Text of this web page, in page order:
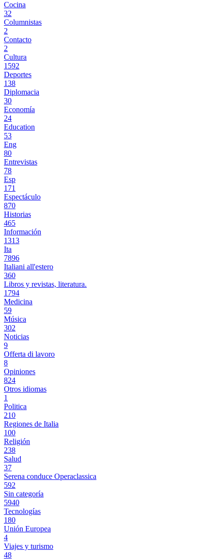
Cocina
32
Columnistas
2
Contacto
2
Cultura
1592
Deportes
138
Diplomacia
30
Economía
24
Education
53
Eng
80
Entrevistas
78
Esp
171
Espectáculo
870
Historias
465
Información
1313
Ita
7896
Italiani all'estero
360
Libros y revistas, literatura.
1794
Medicina
59
Música
302
Noticias
9
Offerta di lavoro
8
Opiniones
824
Otros idiomas
1
Politica
210
Regiones de Italia
100
Religión
238
Salud
37
Serena conduce Operaclassica
592
Sin categoría
5940
Tecnologías
180
Unión Europea
4
Viajes y turismo
48